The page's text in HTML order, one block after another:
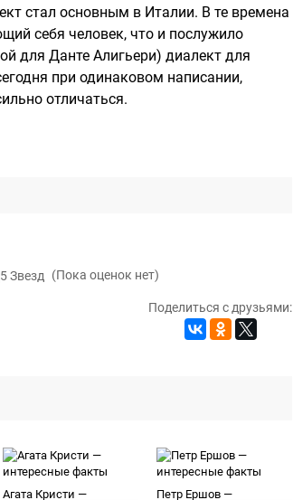
стал основным в Италии. В те времена
себя человек, что и послужило
для Данте Алигьери) диалект для
при одинаковом написании,
отличаться.
(Пока оценок нет)
Поделиться с друзьями:
Агата Кристи — Петр Ершов —